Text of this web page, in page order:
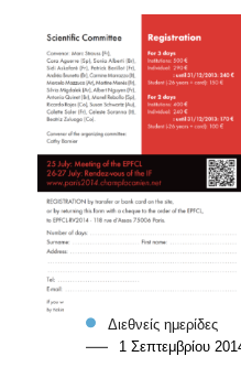
Διεθνείς ημερίδες
1 Σεπτεμβρίου